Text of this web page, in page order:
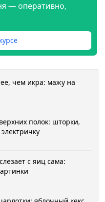
— оперативно,
чем икра: мажу на
полок: шторки,
с яиц сама: